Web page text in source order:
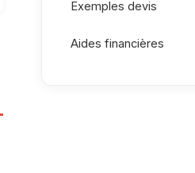
Exemples devis
Aides financières